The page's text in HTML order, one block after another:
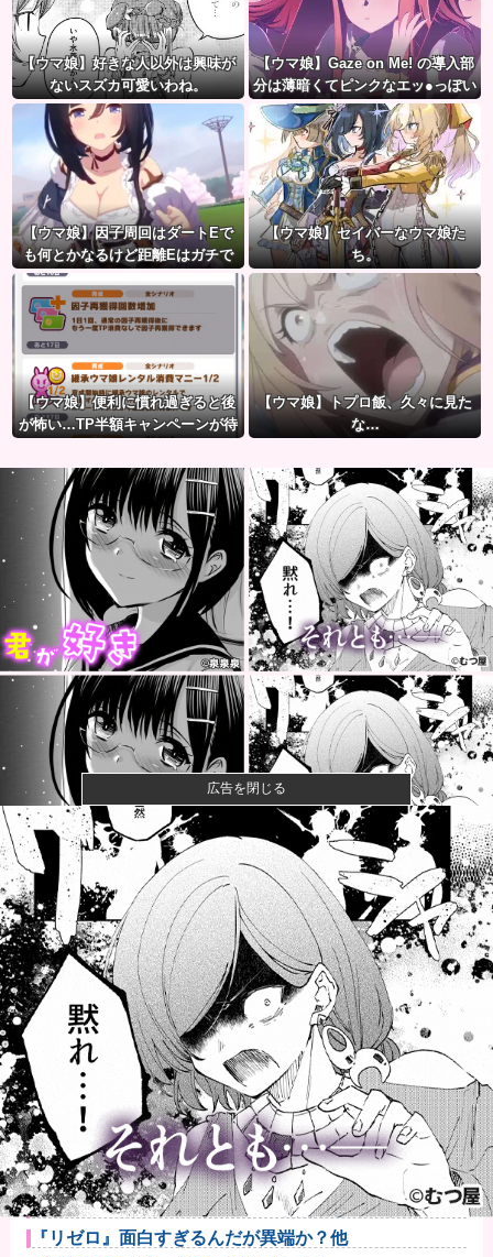
【ウマ娘】好きな人以外は興味が
ないスズカ可愛いわね。
【ウマ娘】Gaze on Me! の導入部
分は薄暗くてピンクなエッ●っぽい
雰囲気だから何でも叡智に見える
よね。
【ウマ娘】因子周回はダートEで
も何とかなるけど距離Eはガチで
【ウマ娘】セイバーなウマ娘た
ち。
【ウマ娘】便利に慣れ過ぎると後
が怖い…TP半額キャンペーンが待
【ウマ娘】トプロ飯、久々に見た
な…
ワイ、「着衣おっばい」でしか抜けない体質になって
しまうｗｗｗ...
【悲報】粗品、永久追放ｗｗｗｗｗｗｗｗｗｗｗｗｗ
ｗｗ（証拠あ...
夫さん、妻に「天井のシミ数えてれば終わるでな」と
押し倒されて...
【悲報】Z世代「求刑7年のジャンポケ斎藤は口封じに
被害者殺し...
PTA会長「PTA参加拒否した親へ最終警告。こうなっ
てもいい...
野田昇吾、5ヶ月ぶりの勝利で初の準優進出
へ！！！！！他
カープ大瀬良(2軍) 防御率4.31 WHIP1.39 QS...
【阪神対中日18回戦】8（遊） 熊谷 敬宥 8（捕） 加
藤...
【動画】戦犯はどっち？ｗｗｗｗｗｗｗｗｗｗｗｗｗ
ｗｗｗｗｗｗ...
すまん、マジのガチでウーバーが無理なんやが他
『リゼロ』面白すぎるんだが異端か？他
広告を閉じる